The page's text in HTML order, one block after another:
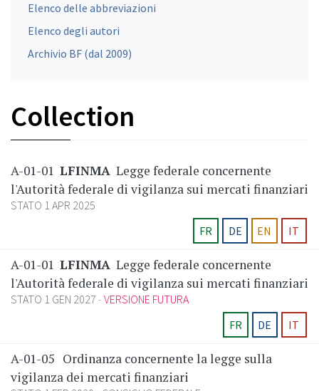
Collection
A-01-01 LFINMA Legge federale concernente
l'Autorità federale di vigilanza sui mercati finanziari
STATO 1 APR 2025
FR
DE EN IT
A-01-01 LFINMA Legge federale concernente
l'Autorità federale di vigilanza sui mercati finanziari
STATO 1 GEN 2027 VERSIONE FUTURA
FR
DE IT
A-01-05 Ordinanza concernente la legge sulla
vigilanza dei mercati finanziari
Elenco delle abbreviazioni
Elenco degli autori
Archivio BF (dal 2009)